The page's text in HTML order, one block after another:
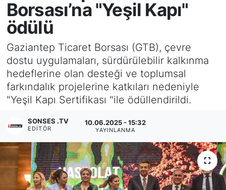
Borsası’na "Yeşil Kapı"
ödülü
Gaziantep Ticaret Borsası (GTB), çevre
dostu uygulamaları, sürdürülebilir kalkınma
hedeflerine olan desteği ve toplumsal
farkındalık projelerine katkıları nedeniyle
"Yeşil Kapı Sertifikası "ile ödüllendirildi.
SONSES .TV
EDITÖR
10.06.2025 - 15:32
YAYINLANMA
GÜNÜN MANŞETİ
DÜNYA
KÜLTÜR - SANAT
MAGAZİN
SAĞLIK
Siyaset
YEREL HABER
Mersin Trafik Yoğunluk Haritası
Süper Lig Puan Durumu ve Fikstür
Tüm Manşetler
Son Dakika Haberleri
Haber Arşivi